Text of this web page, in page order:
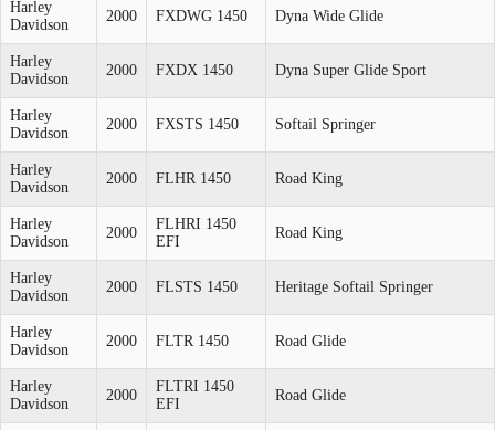
Harley
Davidson
2000 FXDWG 1450 Dyna Wide Glide
Harley
Davidson
2000 FXDX 1450 Dyna Super Glide Sport
Harley
Davidson
2000 FXSTS 1450 Softail Springer
Harley
Davidson
2000 FLHR 1450 Road King
Harley
Davidson
2000
FLHRI 1450
EFI
Road King
Harley
Davidson
2000 FLSTS 1450 Heritage Softail Springer
Harley
Davidson
2000 FLTR 1450 Road Glide
Harley
Davidson
2000
FLTRI 1450
EFI
Road Glide